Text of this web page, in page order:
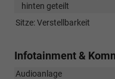
hinten geteilt
Sitze: Verstellbarkeit
Infotainment &
Audioanlage